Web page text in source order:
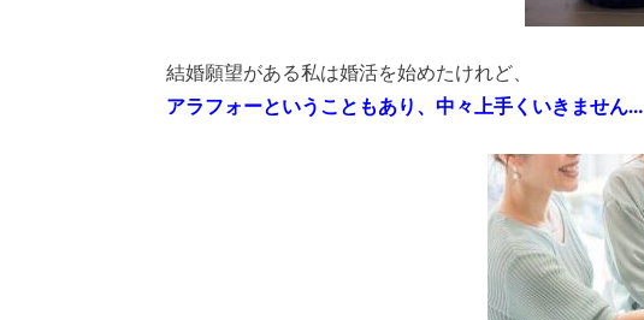
結婚願望がある私は婚活を始めたけれど、
アラフォーということもあり、中々上手くいきません…